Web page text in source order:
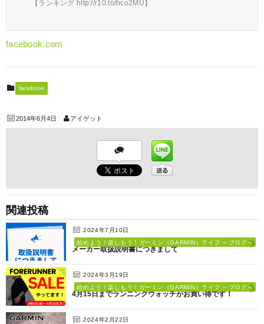
【ランキング http://r10.to/hco2MU】
facebook.com
facebook
2014年6月4日 アイゲット
関連投稿
2024年7月10日
始めよう！楽しもう！ガーミン（GARMIN）ライフ ～ブログ～
メーカー取扱説明書につきまして
2024年3月19日
始めよう！楽しもう！ガーミン（GARMIN）ライフ ～ブログ～
4月15日までランニングウォッチがお買い得です！
2024年2月22日